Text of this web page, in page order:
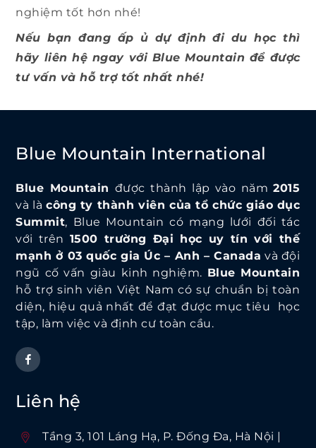
nghiệm tốt hơn nhé!
Nếu bạn đang ấp ủ dự định đi du học thì
hãy liên hệ ngay với Blue Mountain để được
tư vấn và hỗ trợ tốt nhất nhé!
Blue Mountain International
Blue Mountain được thành lập vào năm2015
và làcông ty thành viên của tổ chức giáo dục
Summit, Blue Mountain có mạng lưới đối tác
với trên 1500 trường Đại học uy tín với thế
mạnh ở 03 quốc gia Úc – Anh – Canada và đội
ngũ cố vấn giàu kinh nghiệm. Blue Mountain
hỗ trợ sinh viên Việt Nam có sự chuẩn bị toàn
diện, hiệu quả nhất để đạt được mục tiêu học
tập, làm việc và định cư toàn cầu.
Liên hệ
Tầng 3, 101 Láng Hạ, P. Ðống Ða, Hà Nội |